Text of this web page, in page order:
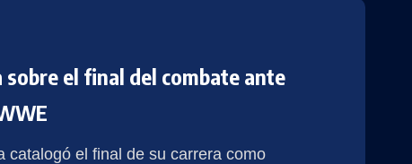
sobre el final del combate ante
catalogó el final de su carrera como